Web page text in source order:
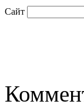
Сайт